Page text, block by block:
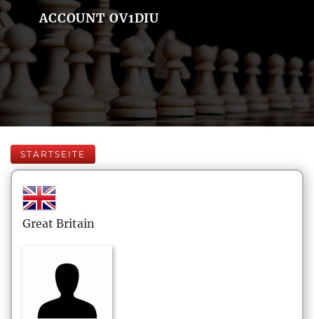
ACCOUNT OV1DIU
STARTSEITE
Great Britain